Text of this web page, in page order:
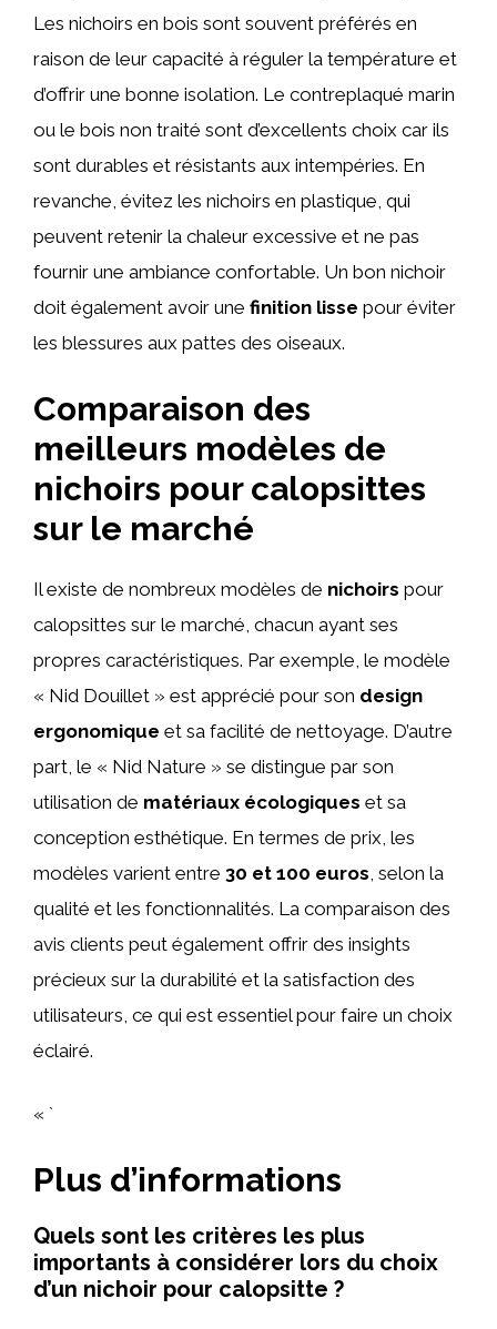
Les nichoirs en bois sont souvent préférés en
raison de leur capacité à réguler la température et
d’offrir une bonne isolation. Le contreplaqué marin
ou le bois non traité sont d’excellents choix car ils
sont durables et résistants aux intempéries. En
revanche, évitez les nichoirs en plastique, qui
peuvent retenir la chaleur excessive et ne pas
fournir une ambiance confortable. Un bon nichoir
doit également avoir une finition lisse pour éviter
les blessures aux pattes des oiseaux.
Comparaison des
meilleurs modèles de
nichoirs pour calopsittes
sur le marché
Il existe de nombreux modèles de nichoirs pour
calopsittes sur le marché, chacun ayant ses
propres caractéristiques. Par exemple, le modèle
« Nid Douillet » est apprécié pour son design
ergonomique et sa facilité de nettoyage. D’autre
part, le « Nid Nature » se distingue par son
utilisation de matériaux écologiques et sa
conception esthétique. En termes de prix, les
modèles varient entre 30 et 100 euros , selon la
qualité et les fonctionnalités. La comparaison des
avis clients peut également offrir des insights
précieux sur la durabilité et la satisfaction des
utilisateurs, ce qui est essentiel pour faire un choix
éclairé.
« `
Plus d’informations
Quels sont les critères les plus
importants à considérer lors du choix
d’un nichoir pour calopsitte ?